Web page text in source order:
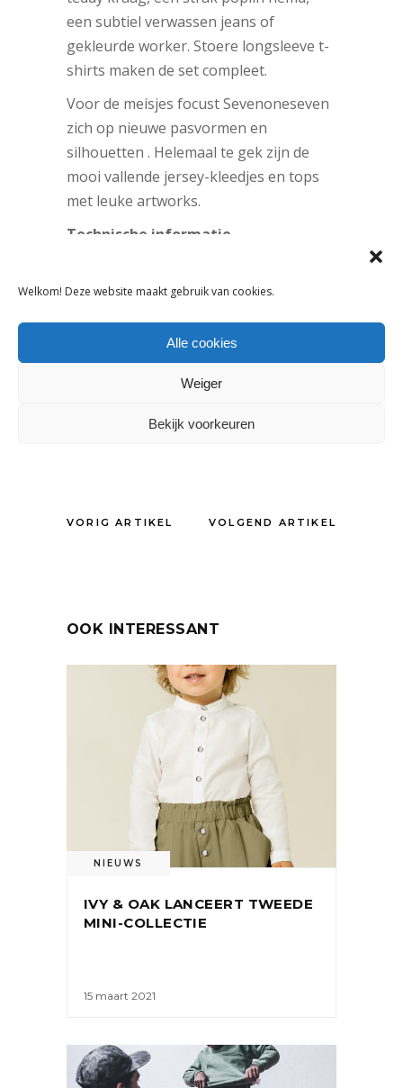
Welkom! Deze website maakt gebruik van cookies.
Alle cookies
Weiger
Bekijk voorkeuren
een subtiel verwassen jeans of
gekleurde worker. Stoere longsleeve t-
shirts maken de set compleet.
Voor de meisjes focust Sevenoneseven
zich op nieuwe pasvormen en
silhouetten . Helemaal te gek zijn de
mooi vallende jersey-kleedjes en tops
met leuke artworks.
Technische informatie
92 tot en met 176. Voor meer
VORIG ARTIKEL VOLGEND ARTIKEL
OOK INTERESSANT
NIEUWS
IVY & OAK LANCEERT TWEEDE
MINI-COLLECTIE
15 maart 2021